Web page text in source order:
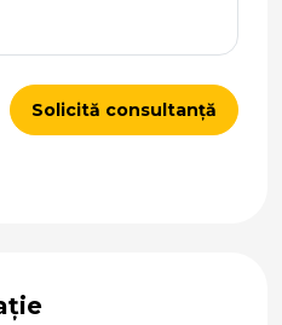
Solicită consultanță